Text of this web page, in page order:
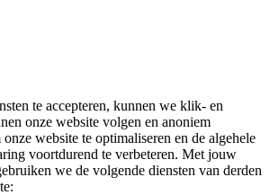
te accepteren, kunnen we klik- en
onze website volgen en anoniem
onze website te optimaliseren en de algehele
voortdurend te verbeteren. Met jouw
we de volgende diensten van derden